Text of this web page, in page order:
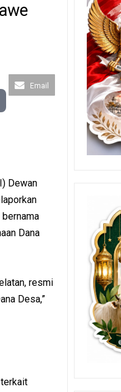
Email
Dewan
Dana
resmi
Desa,”